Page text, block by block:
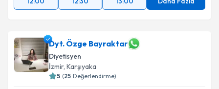
Dyt. Özge Bayraktar
Diyetisyen
İzmir, Karşıyaka
5 (25 Değerlendirme)